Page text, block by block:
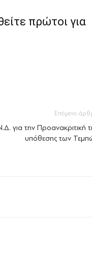
πρώτοι για
Επόμενο
για την Προανακριτική
υπόθεσης των